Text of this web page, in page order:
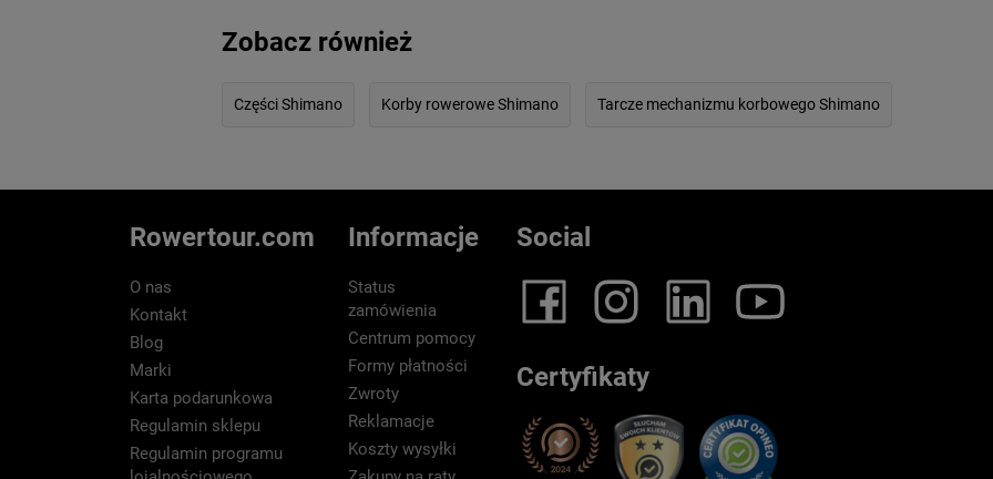
Zobacz również
Części Shimano Korby rowerowe Shimano Tarcze mechanizmu korbowego Shimano
Rowertour.com
O nas
Kontakt
Blog
Marki
Karta podarunkowa
Regulamin sklepu
Regulamin programu
Informacje
Status
zamówienia
Centrum pomocy
Formy płatności
Zwroty
Reklamacje
Koszty wysyłki
Social
Certyfikaty